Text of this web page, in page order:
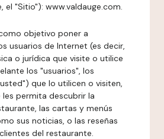
el "Sitio"): www.valdauge.com.
objetivo poner a
usuarios de Internet (es decir,
o jurídica que visite o utilice
los "usuarios", los
que lo utilicen o visiten,
permita descubrir la
las cartas y menús
sus noticias, o las reseñas
del restaurante.